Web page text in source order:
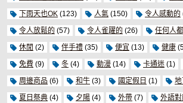
下雨天也OK (123) 人氣 (150) 令人感動的
令人放鬆的 (57) 令人雀躍的 (26) 任何人
休閒 (2) 伴手禮 (35) 便宜 (13) 健康
免費 (9) 冬 (4) 動漫 (14) 卡通迷 (1)
周邊商品 (6) 和牛 (3) 國定假日 (1)
夏日祭典 (4) 夕陽 (4) 外帶 (7) 外語